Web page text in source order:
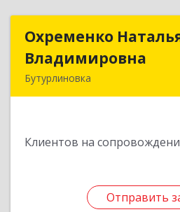
Охременко
Владимировна
Бутурлиновка
Клиентов на
Отправить
Отправить